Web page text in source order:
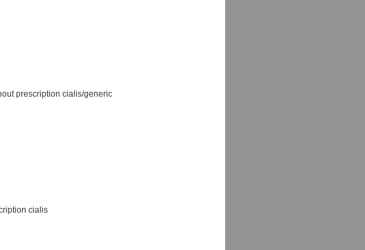
prescription cialis/generic
cialis